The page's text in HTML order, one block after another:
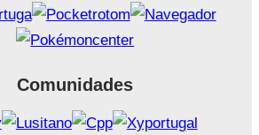
Comunidades